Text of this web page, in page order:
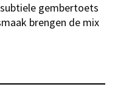
gembertoets
brengen de mix